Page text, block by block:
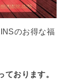
のお得な福
おります。